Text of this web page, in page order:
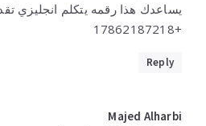
يساعدك هذا رقمه يتكلم انجليزي
+17862187218
Reply
Majed Alharbi